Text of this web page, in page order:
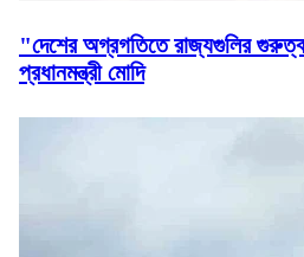
"দেশের অগ্রগতিতে রাজ্যগুলির
প্রধানমন্ত্রী মোদি